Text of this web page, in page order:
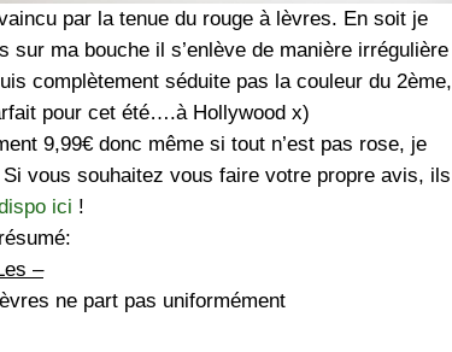
par la tenue du rouge à lèvres. En soit je
sur ma bouche il s’enlève de manière irrégulière
complètement séduite pas la couleur du 2ème,
pour cet été….à Hollywood x)
9,99€ donc même si tout n’est pas rose, je
vous souhaitez vous faire votre propre avis, ils
ici !
–
ne part pas uniformément